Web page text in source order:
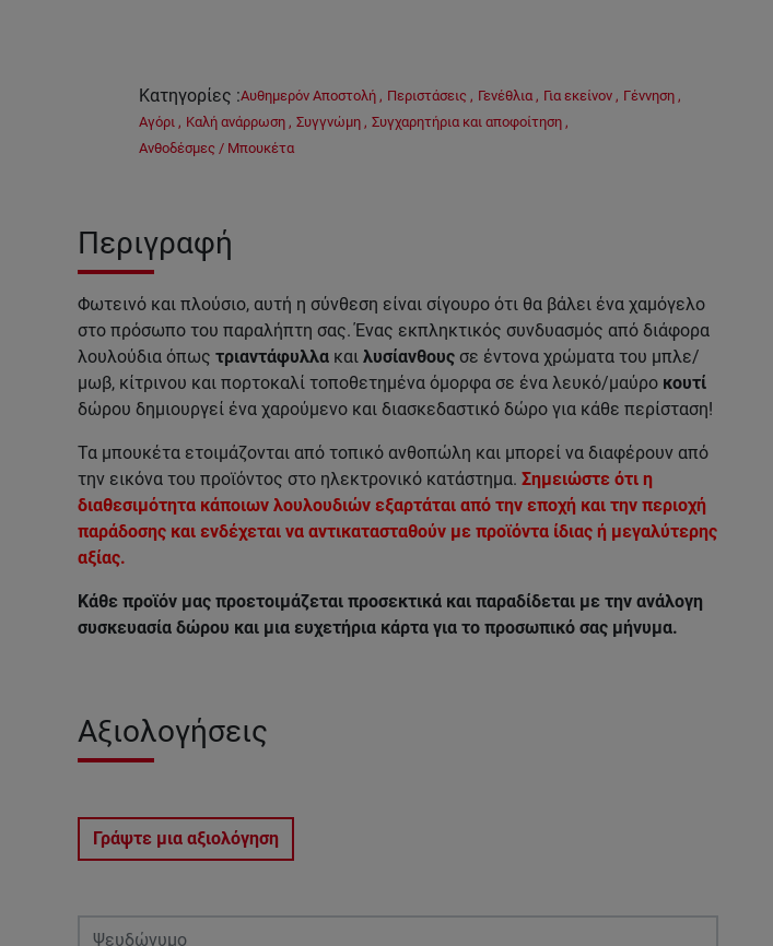
Κατηγορίες :Αυθημερόν Αποστολή , Περιστάσεις , Γενέθλια , Για εκείνον , Γέννηση ,
Αγόρι , Καλή ανάρρωση , Συγγνώμη , Συγχαρητήρια και αποφοίτηση ,
Ανθοδέσμες / Μπουκέτα
Περιγραφή
Φωτεινό και πλούσιο, αυτή η σύνθεση είναι σίγουρο ότι θα βάλει ένα χαμόγελο
στο πρόσωπο του παραλήπτη σας. Ένας εκπληκτικός συνδυασμός από διάφορα
λουλούδια όπως τριαντάφυλλα και λυσίανθους σε έντονα χρώματα του μπλε/
μωβ, κίτρινου και πορτοκαλί τοποθετημένα όμορφα σε ένα λευκό/μαύρο κουτί
δώρου δημιουργεί ένα χαρούμενο και διασκεδαστικό δώρο για κάθε περίσταση!
Τα μπουκέτα ετοιμάζονται από τοπικό ανθοπώλη και μπορεί να διαφέρουν από
την εικόνα του προϊόντος στο ηλεκτρονικό κατάστημα. Σημειώστε ότι η
διαθεσιμότητα κάποιων λουλουδιών εξαρτάται από την εποχή και την περιοχή
παράδοσης και ενδέχεται να αντικατασταθούν με προϊόντα ίδιας ή μεγαλύτερης
αξίας.
Κάθε προϊόν μας προετοιμάζεται προσεκτικά και παραδίδεται με την ανάλογη
συσκευασία δώρου και μια ευχετήρια κάρτα για το προσωπικό σας μήνυμα.
Αξιολογήσεις
Γράψτε μια αξιολόγηση